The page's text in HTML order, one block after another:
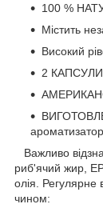
100 %
Містить
Високий
2
Важливо
риб'ячий жир,
олія. Регулярне
чином: